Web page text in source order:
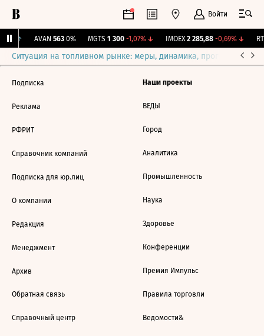
Войти
↑ AVAN 563 0% MGTS 1 300 -1,07%↓ IMOEX 2 285,88 -0,69%↓
Ситуация на топливном рынке: меры, динамика, прогнозы
Подписка
Реклама
РФРИТ
Справочник компаний
Подписка для юр.лиц
О компании
Редакция
Менеджмент
Архив
Обратная связь
Справочный центр
Наши проекты
ВЕДЫ
Город
Аналитика
Промышленность
Наука
Здоровье
Конференции
Премия Импульс
Правила торговли
Ведомости&